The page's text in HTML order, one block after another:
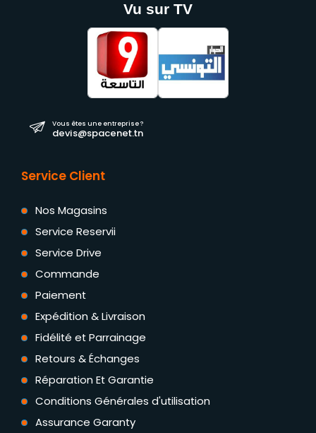
Vu sur TV
Vous êtes une entreprise ?
devis@spacenet.tn
Service Client
Nos Magasins
Service Reservii
Service Drive
Commande
Paiement
Expédition & Livraison
Fidélité et Parrainage
Retours & Échanges
Réparation Et Garantie
Conditions Générales d'utilisation
Assurance Garanty